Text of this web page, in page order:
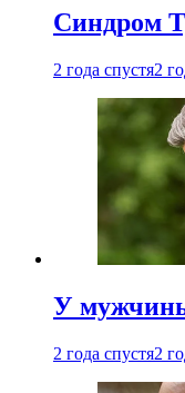
Синдром
2 года спустя2
У
2 года спустя2